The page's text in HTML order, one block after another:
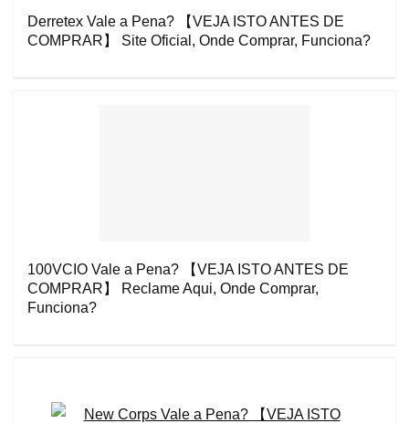
Derretex Vale a Pena? 【VEJA ISTO ANTES DE
COMPRAR】 Site Oficial, Onde Comprar, Funciona?
100VCIO Vale a Pena? 【VEJA ISTO ANTES DE
COMPRAR】 Reclame Aqui, Onde Comprar,
Funciona?